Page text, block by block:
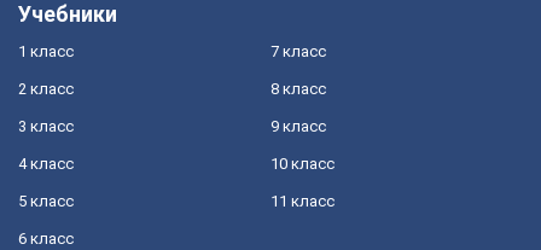
Учебники
1 класс
2 класс
3 класс
4 класс
5 класс
6 класс
7 класс
8 класс
9 класс
10 класс
11 класс